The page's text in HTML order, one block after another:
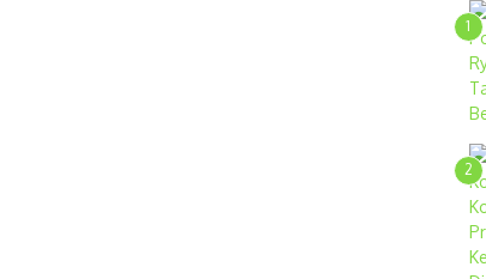
1
2